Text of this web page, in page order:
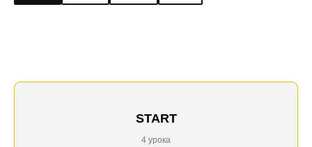
START
4 урока